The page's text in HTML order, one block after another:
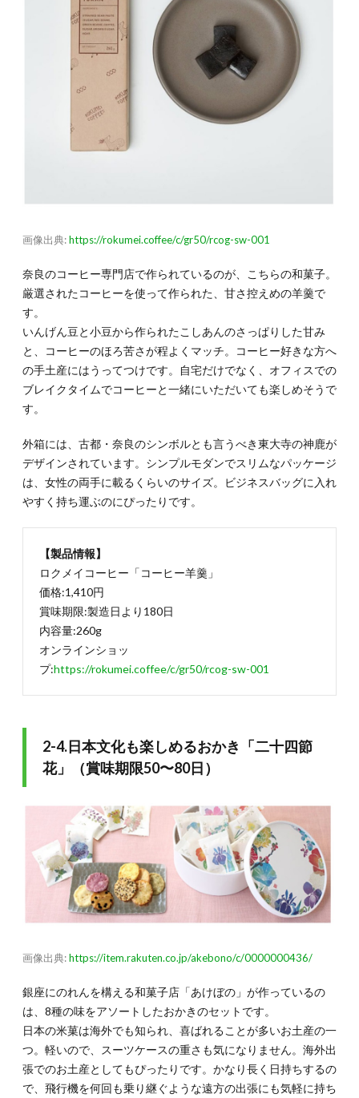
画像出典:https://rokumei.coffee/c/gr50/rcog-sw-001
奈良のコーヒー専門店で作られているのが、こちらの和菓子。
厳選されたコーヒーを使って作られた、甘さ控えめの羊羹で
す。
いんげん豆と小豆から作られたこしあんのさっぱりした甘み
と、コーヒーのほろ苦さが程よくマッチ。コーヒー好きな方へ
の手土産にはうってつけです。自宅だけでなく、オフィスでの
ブレイクタイムでコーヒーと一緒にいただいても楽しめそうで
す。
外箱には、古都・奈良のシンボルとも言うべき東大寺の神鹿が
デザインされています。シンプルモダンでスリムなパッケージ
は、女性の両手に載るくらいのサイズ。ビジネスバッグに入れ
やすく持ち運ぶのにぴったりです。
【製品情報】
ロクメイコーヒー「コーヒー羊羹」
価格:1,410円
賞味期限:製造日より180日
内容量:260g
オンラインショッ
プ:https://rokumei.coffee/c/gr50/rcog-sw-001
2-4.日本文化も楽しめるおかき「二十四節
花」（賞味期限50〜80日）
画像出典:https://item.rakuten.co.jp/akebono/c/0000000436/
銀座にのれんを構える和菓子店「あけぼの」が作っているの
は、8種の味をアソートしたおかきのセットです。
日本の米菓は海外でも知られ、喜ばれることが多いお土産の一
つ。軽いので、スーツケースの重さも気になりません。海外出
張でのお土産としてもぴったりです。かなり長く日持ちするの
で、飛行機を何回も乗り継ぐような遠方の出張にも気軽に持ち